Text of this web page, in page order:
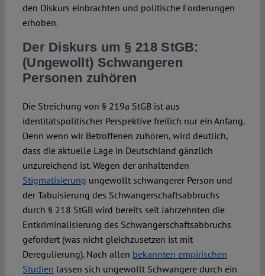
den Diskurs einbrachten und politische Forderungen
erhoben.
Der Diskurs um § 218 StGB:
(Ungewollt) Schwangeren
Personen zuhören
Die Streichung von § 219a StGB ist aus
identitätspolitischer Perspektive freilich nur ein Anfang.
Denn wenn wir Betroffenen zuhören, wird deutlich,
dass die aktuelle Lage in Deutschland gänzlich
unzureichend ist. Wegen der anhaltenden
Stigmatisierung ungewollt schwangerer Person und
der Tabuisierung des Schwangerschaftsabbruchs
durch § 218 StGB wird bereits seit Jahrzehnten die
Entkriminalisierung des Schwangerschaftsabbruchs
gefordert (was nicht gleichzusetzen ist mit
Deregulierung). Nach allen bekannten empirischen
Studien lassen sich ungewollt Schwangere durch ein